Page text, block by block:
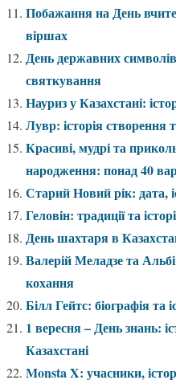
Побажання на День
віршах
День державних
святкування
Науриз у Казахстані:
Лувр: історія створення
Красиві, мудрі та
народження: понад 40
Старий Новий рік: дата,
Геловін: традиції та
День шахтаря в
Валерій Меладзе та
кохання
Білл Гейтс: біографія та
1 вересня – День знань:
Казахстані
Monsta X: учасники,